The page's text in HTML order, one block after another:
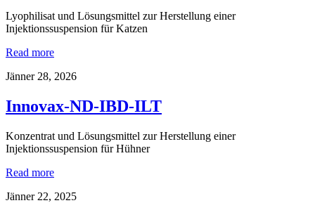
Lyophilisat und Lösungsmittel zur Herstellung einer
Injektionssuspension für Katzen
Read more
Jänner 28, 2026
Innovax-ND-IBD-ILT
Konzentrat und Lösungsmittel zur Herstellung einer
Injektionssuspension für Hühner
Read more
Jänner 22, 2025